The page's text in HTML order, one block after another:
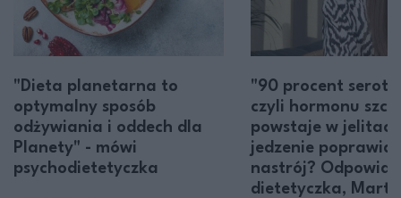
"Dieta planetarna to
optymalny sposób
odżywiania i oddech dla
Planety" - mówi
psychodietetyczka
"90 procent
czyli hormonu
powstaje w
jedzenie poprawia
nastrój?
dietetyczka, Marta